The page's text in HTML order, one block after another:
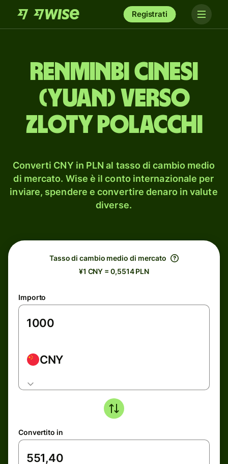
Registrati
renminbi cinesi
(yuan) verso
zloty polacchi
Converti CNY in PLN al tasso di cambio medio
di mercato. Wise è il conto internazionale per
inviare, spendere e convertire denaro in valute
diverse.
Tasso di cambio medio di mercato
¥1 CNY = 0,5514 PLN
Importo
CNY
Convertito in